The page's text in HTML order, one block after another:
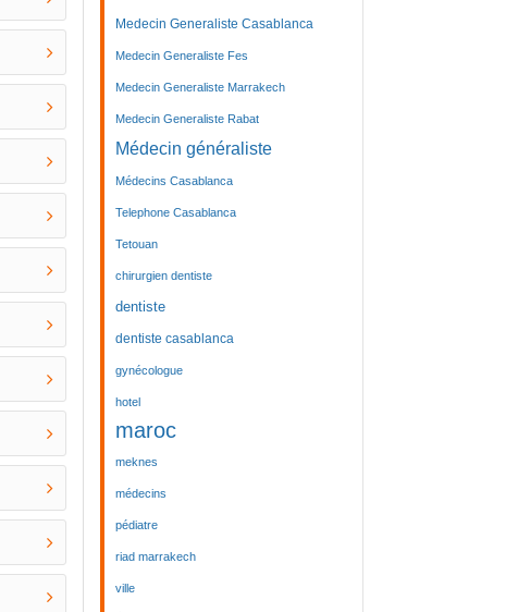
Medecin Generaliste Casablanca
Medecin Generaliste Fes
Medecin Generaliste Marrakech
Medecin Generaliste Rabat
Médecin généraliste
Médecins Casablanca
Telephone Casablanca
Tetouan
chirurgien dentiste
dentiste
dentiste casablanca
gynécologue
hotel
maroc
meknes
médecins
pédiatre
riad marrakech
ville